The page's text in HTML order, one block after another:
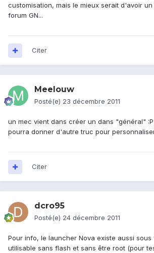
customisation, mais le mieux serait d'avoir
forum GN...
Citer
Meelouw
Posté(e) 23 décembre 2011
un mec vient dans créer un dans "général"
pourra donner d'autre truc pour
Citer
dcro95
Posté(e) 24 décembre 2011
Pour info, le launcher Nova existe aussi sous
utilisable sans flash et sans être root (pour